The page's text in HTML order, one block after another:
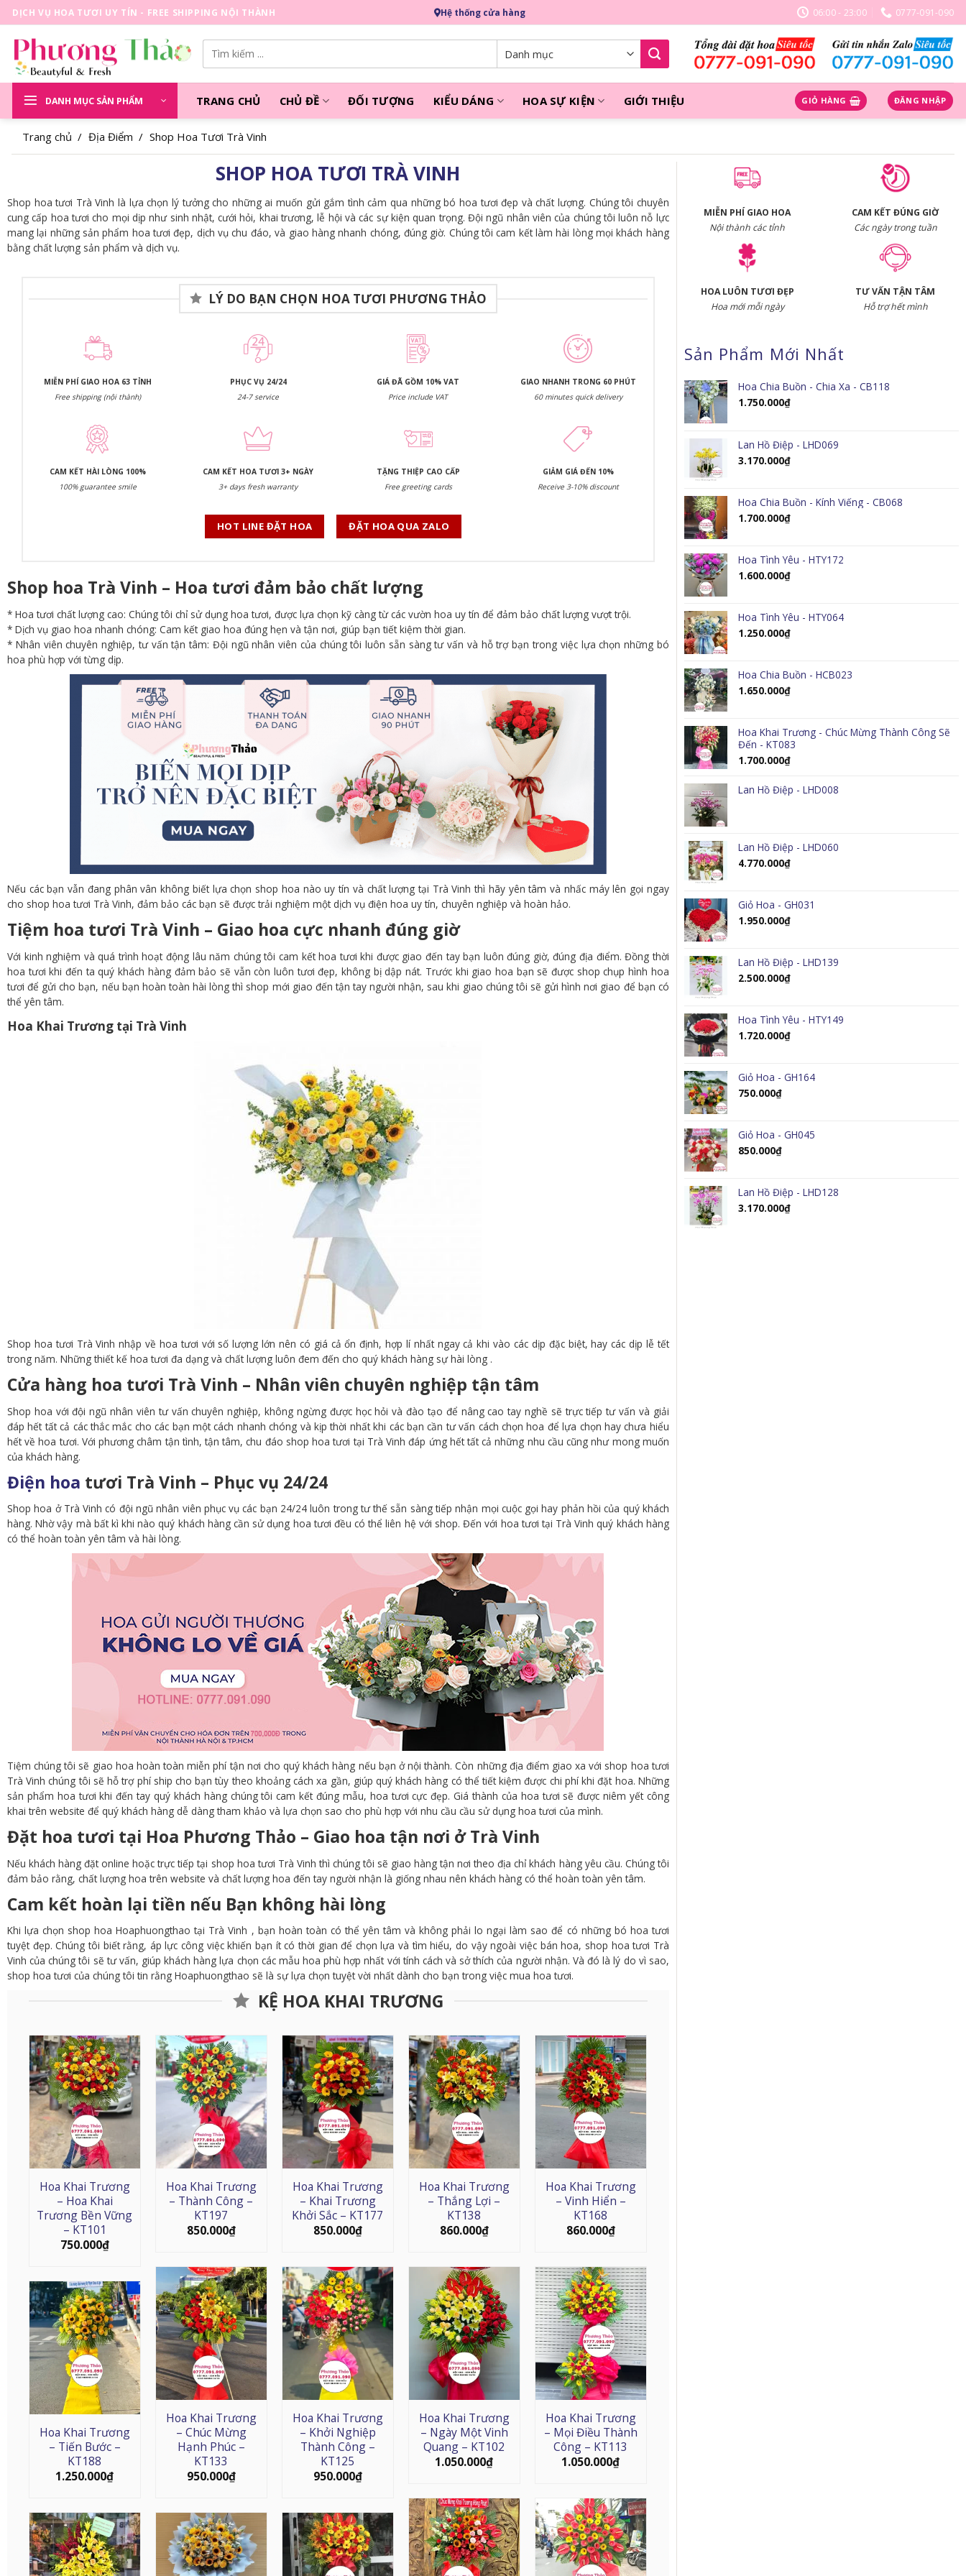
Skip
to
content
DỊCH VỤ HOA TƯƠI UY TÍN - FREE SHIPPING NỘI THÀNH Hệ thống cửa hàng 06:00 - 23:00 0777-091-090
kiếm:
DANH MỤC SẢN PHẨM TRANG CHỦ CHỦ ĐỀ ĐỐI TƯỢNG KIỂU DÁNG HOA SỰ KIỆN GIỚI THIỆU GIỎ HÀNG ĐĂNG NHẬP
Trang chủ / Địa Điểm / Shop Hoa Tươi Trà Vinh
SHOP HOA TƯƠI TRÀ VINH
Shop hoa tươi Trà Vinh là lựa chọn lý tưởng cho những ai muốn gửi gắm tình cảm qua những bó hoa tươi đẹp và chất lượng. Chúng tôi chuyên
cung cấp hoa tươi cho mọi dịp như sinh nhật, cưới hỏi, khai trương, lễ hội và các sự kiện quan trọng. Đội ngũ nhân viên của chúng tôi luôn nỗ lực
mang lại những sản phẩm hoa tươi đẹp, dịch vụ chu đáo, và giao hàng nhanh chóng, đúng giờ. Chúng tôi cam kết làm hài lòng mọi khách hàng
bằng chất lượng sản phẩm và dịch vụ.
LÝ DO BẠN CHỌN HOA TƯƠI PHƯƠNG THẢO
MIỄN PHÍ GIAO HOA 63 TỈNH
Free shipping (nội thành)
PHỤC VỤ 24/24
24-7 service
GIÁ ĐÃ GỒM 10% VAT
Price include VAT
GIAO NHANH TRONG 60 PHÚT
60 minutes quick delivery
CAM KẾT HÀI LÒNG 100%
100% guarantee smile
CAM KẾT HOA TƯƠI 3+ NGÀY
3+ days fresh warranty
TẶNG THIỆP CAO CẤP
Free greeting cards
GIẢM GIÁ ĐẾN 10%
Receive 3-10% discount
HOT LINE ĐẶT HOA ĐẶT HOA QUA ZALO
Shop hoa Trà Vinh – Hoa tươi đảm bảo chất lượng
* Hoa tươi chất lượng cao: Chúng tôi chỉ sử dụng hoa tươi, được lựa chọn kỹ càng từ các vườn hoa uy tín để đảm bảo chất lượng vượt trội.
* Dịch vụ giao hoa nhanh chóng: Cam kết giao hoa đúng hẹn và tận nơi, giúp bạn tiết kiệm thời gian.
* Nhân viên chuyên nghiệp, tư vấn tận tâm: Đội ngũ nhân viên của chúng tôi luôn sẵn sàng tư vấn và hỗ trợ bạn trong việc lựa chọn những bó
hoa phù hợp với từng dịp.
Nếu các bạn vẫn đang phân vân không biết lựa chọn shop hoa nào uy tín và chất lượng tại Trà Vinh thì hãy yên tâm và nhấc máy lên gọi ngay
cho shop hoa tươi Trà Vinh, đảm bảo các bạn sẽ được trải nghiệm một dịch vụ điện hoa uy tín, chuyên nghiệp và hoàn hảo.
Tiệm hoa tươi Trà Vinh – Giao hoa cực nhanh đúng giờ
Với kinh nghiệm và quá trình hoạt động lâu năm chúng tôi cam kết hoa tươi khi được giao đến tay bạn luôn đúng giờ, đúng địa điểm. Đồng thời
hoa tươi khi đến ta quý khách hàng đảm bảo sẽ vẫn còn luôn tươi đẹp, không bị dập nát. Trước khi giao hoa bạn sẽ được shop chụp hình hoa
tươi để gửi cho bạn, nếu bạn hoàn toàn hài lòng thì shop mới giao đến tận tay người nhận, sau khi giao chúng tôi sẽ gửi hình nơi giao để bạn có
thể yên tâm.
Hoa Khai Trương tại Trà Vinh
Shop hoa tươi Trà Vinh nhập về hoa tươi với số lượng lớn nên có giá cả ổn định, hợp lí nhất ngay cả khi vào các dịp đặc biệt, hay các dịp lễ tết
trong năm. Những thiết kế hoa tươi đa dạng và chất lượng luôn đem đến cho quý khách hàng sự hài lòng .
Cửa hàng hoa tươi Trà Vinh – Nhân viên chuyên nghiệp tận tâm
Shop hoa với đội ngũ nhân viên tư vấn chuyên nghiệp, không ngừng được học hỏi và đào tạo để nâng cao tay nghề sẽ trực tiếp tư vấn và giải
đáp hết tất cả các thắc mắc cho các bạn một cách nhanh chóng và kịp thời nhất khi các bạn cần tư vấn cách chọn hoa để lựa chọn hay chưa hiểu
hết về hoa tươi. Với phương châm tận tình, tận tâm, chu đáo shop hoa tươi tại Trà Vinh đáp ứng hết tất cả những nhu cầu cũng như mong muốn
của khách hàng.
Điện hoa tươi Trà Vinh – Phục vụ 24/24
Shop hoa ở Trà Vinh có đội ngũ nhân viên phục vụ các bạn 24/24 luôn trong tư thế sẵn sàng tiếp nhận mọi cuộc gọi hay phản hồi của quý khách
hàng. Nhờ vậy mà bất kì khi nào quý khách hàng cần sử dụng hoa tươi đều có thể liên hệ với shop. Đến với hoa tươi tại Trà Vinh quý khách hàng
có thể hoàn toàn yên tâm và hài lòng.
Tiệm chúng tôi sẽ giao hoa hoàn toàn miễn phí tận nơi cho quý khách hàng nếu bạn ở nội thành. Còn những địa điểm giao xa với shop hoa tươi
Trà Vinh chúng tôi sẽ hỗ trợ phí ship cho bạn tùy theo khoảng cách xa gần, giúp quý khách hàng có thể tiết kiệm được chi phí khi đặt hoa. Những
sản phẩm hoa tươi khi đến tay quý khách hàng chúng tôi cam kết đúng mẫu, hoa tươi cực đẹp. Giá thành của hoa tươi sẽ được niêm yết công
khai trên website để quý khách hàng dễ dàng tham khảo và lựa chọn sao cho phù hợp với nhu cầu cầu sử dụng hoa tươi của mình.
Đặt hoa tươi tại Hoa Phương Thảo – Giao hoa tận nơi ởTrà Vinh
Nếu khách hàng đặt online hoặc trực tiếp tại shop hoa tươi Trà Vinh thì chúng tôi sẽ giao hàng tận nơi theo địa chỉ khách hàng yêu cầu. Chúng tôi
đảm bảo rằng, chất lượng hoa trên website và chất lượng hoa đến tay người nhận là giống nhau nên khách hàng có thể hoàn toàn yên tâm.
Cam kết hoàn lại tiền nếu Bạn không hài lòng
Khi lựa chọn shop hoa Hoaphuongthao tại Trà Vinh , bạn hoàn toàn có thể yên tâm và không phải lo ngại làm sao để có những bó hoa tươi
tuyệt đẹp. Chúng tôi biết rằng, áp lực công việc khiến bạn ít có thời gian để chọn lựa và tìm hiểu, do vậy ngoài việc bán hoa, shop hoa tươi Trà
Vinh của chúng tôi sẽ tư vấn, giúp khách hàng lựa chọn các mẫu hoa phù hợp nhất với tính cách và sở thích của người nhận. Và đó là lý do vì sao,
shop hoa tươi của chúng tôi tin rằng Hoaphuongthao sẽ là sự lựa chọn tuyệt vời nhất dành cho bạn trong việc mua hoa tươi.
KỆ HOA KHAI TRƯƠNG
Hoa Khai Trương
– Hoa Khai
Trương Bền Vững
– KT101
750.000₫
Hoa Khai Trương
– Thành Công –
KT197
850.000₫
Hoa Khai Trương
– Khai Trương
Khởi Sắc – KT177
850.000₫
Hoa Khai Trương
– Thắng Lợi –
KT138
860.000₫
Hoa Khai Trương
– Vinh Hiển –
KT168
860.000₫
Hoa Khai Trương
– Chúc Mừng
Hạnh Phúc –
KT133
950.000₫
Hoa Khai Trương
– Khởi Nghiệp
Thành Công –
KT125
950.000₫
Hoa Khai Trương
– Ngày Một Vinh
Quang – KT102
1.050.000₫
Hoa Khai Trương
– Mọi Điều Thành
Công – KT113
1.050.000₫
Hoa Khai Trương
– Tiến Bước –
KT188
1.250.000₫
MIỄN PHÍ GIAO HOA
Nội thành các tỉnh
CAM KẾT ĐÚNG GIỜ
Các ngày trong tuần
HOA LUÔN TƯƠI ĐẸP
Hoa mới mỗi ngày
TƯ VẤN TẬN TÂM
Hỗ trợ hết mình
Sản Phẩm Mới Nhất
Hoa Chia Buồn - Chia Xa - CB118
1.750.000₫
Lan Hồ Điệp - LHD069
3.170.000₫
Hoa Chia Buồn - Kính Viếng - CB068
1.700.000₫
Hoa Tình Yêu - HTY172
1.600.000₫
Hoa Tình Yêu - HTY064
1.250.000₫
Hoa Chia Buồn - HCB023
1.650.000₫
Hoa Khai Trương - Chúc Mừng Thành Công Sẽ
Đến - KT083
1.700.000₫
Lan Hồ Điệp - LHD008
Lan Hồ Điệp - LHD060
4.770.000₫
Giỏ Hoa - GH031
1.950.000₫
Lan Hồ Điệp - LHD139
2.500.000₫
Hoa Tình Yêu - HTY149
1.720.000₫
Giỏ Hoa - GH164
750.000₫
Giỏ Hoa - GH045
850.000₫
Lan Hồ Điệp - LHD128
3.170.000₫